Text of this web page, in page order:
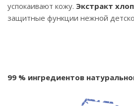
успокаивают кожу. Экстракт
защитные функции нежной
99 % ингредиентов